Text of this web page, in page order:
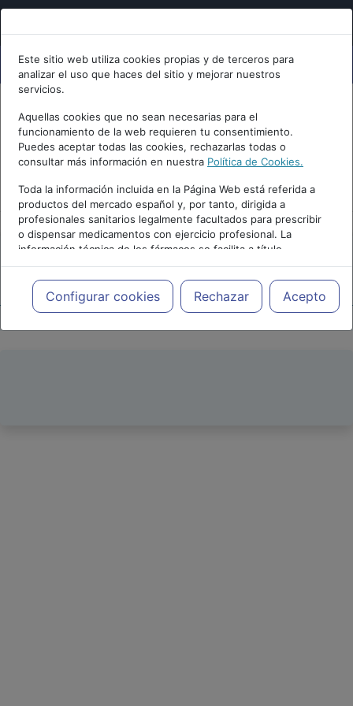
Este sitio web utiliza cookies propias y de terceros para
analizar el uso que haces del sitio y mejorar nuestros
servicios.
Aquellas cookies que no sean necesarias para el
funcionamiento de la web requieren tu consentimiento.
Puedes aceptar todas las cookies, rechazarlas todas o
consultar más información en nuestra Política de Cookies.
Toda la información incluida en la Página Web está referida a
productos del mercado español y, por tanto, dirigida a
profesionales sanitarios legalmente facultados para prescribir
o dispensar medicamentos con ejercicio profesional. La
información técnica de los fármacos se facilita a título
meramente informativo, siendo responsabilidad de los
profesionales facultados prescribir medicamentos y decidir, en
cada caso concreto, el tratamiento más adecuado a las
necesidades del paciente.
Configurar cookies Rechazar Acepto
Repositorio de Artículos || Edición |